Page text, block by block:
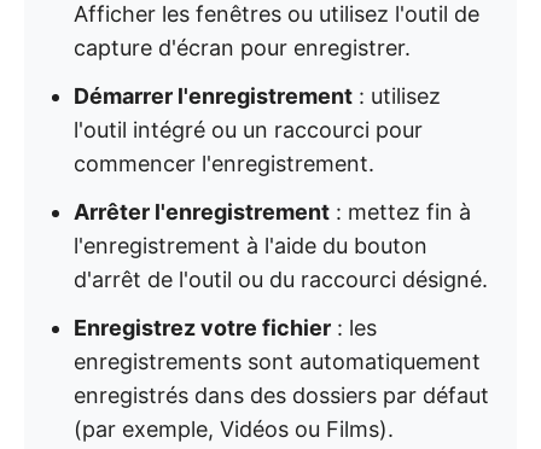
Afficher les fenêtres ou utilisez l'outil de
capture d'écran pour enregistrer.
Démarrer l'enregistrement : utilisez
l'outil intégré ou un raccourci pour
commencer l'enregistrement.
Arrêter l'enregistrement : mettez fin à
l'enregistrement à l'aide du bouton
d'arrêt de l'outil ou du raccourci désigné.
Enregistrez votre fichier : les
enregistrements sont automatiquement
enregistrés dans des dossiers par défaut
(par exemple, Vidéos ou Films).